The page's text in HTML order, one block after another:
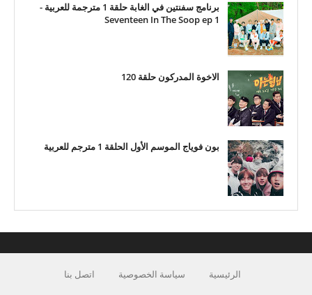
برنامج سفنتين في الغابة حلقة 1 مترجمة للعربية -
Seventeen In The Soop ep 1
الاخوة المدركون حلقة 120
بون فوياج الموسم الأول الحلقة 1 مترجم للعربية
الرئيسية سياسة الخصوصية اتصل بنا